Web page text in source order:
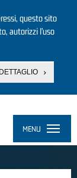
questo sito
autorizzi l’uso
MENU